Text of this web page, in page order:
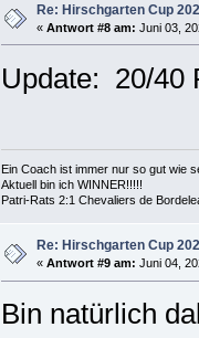
Re: Hirschgarten Cup
« Antwort #8 am: Juni 03,
Update: 20/40
Ein Coach ist immer nur so gut wie
Aktuell bin ich WINNER!!!!!
Patri-Rats 2:1 Chevaliers de
Re: Hirschgarten Cup
« Antwort #9 am: Juni 04,
Bin natürlich